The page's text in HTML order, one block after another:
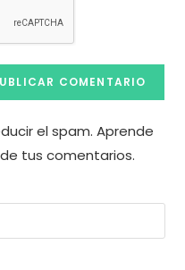
el spam.Aprende
tus comentarios.